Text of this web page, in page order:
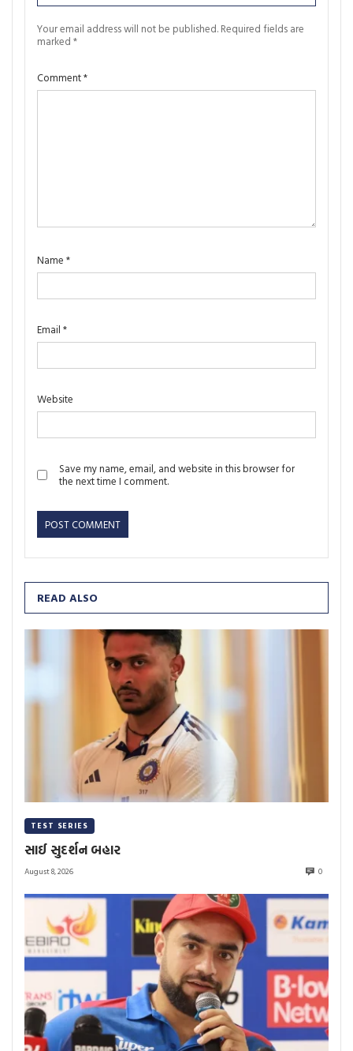
Your email address will not be published. Required fields are
marked *
Comment*
Name *
Email *
Website
Save my name, email, and website in this browser for
the next time I comment.
READ ALSO
TEST SERIES
સાઈ સુદર્શન બહાર
August 8, 2026 0